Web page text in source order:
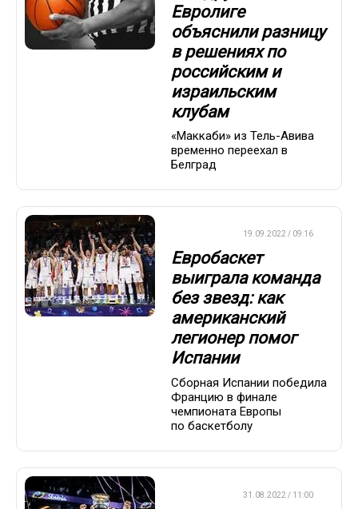
Евролиге
объяснили разницу
в решениях по
российским и
израильским
клубам
«Маккаби» из Тель-Авива
временно переехал в
Белград
19.09.2022 / 09:16
Евробаскет
выиграла команда
без звезд: как
американский
легионер помог
Испании
Сборная Испании победила
Францию в финале
чемпионата Европы
по баскетболу
31.08.2022 / 11:00